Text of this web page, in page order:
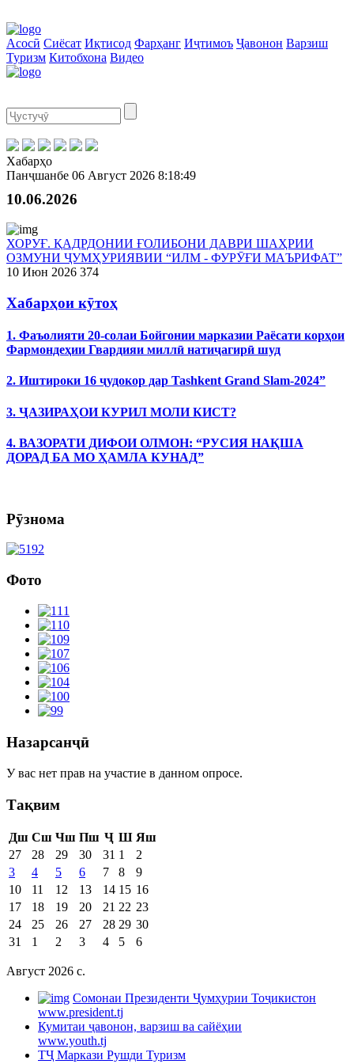
Асосӣ Сиёсат Иқтисод Фарҳанг Иҷтимоъ Ҷавонон Варзиш
Туризм Китобхона Видео
Хабарҳо
Панҷшанбе 06 Август 2026 8:18:49
10.06.2026
ХОРУҒ. ҚАДРДОНИИ ҒОЛИБОНИ ДАВРИ ШАҲРИИ
ОЗМУНИ ҶУМҲУРИЯВИИ “ИЛМ - ФУРӮҒИ МАЪРИФАТ”
10 Июн 2026 374
Хабарҳои кӯтоҳ
1. Фаъолияти 20-солаи Бойгонии марказии Раёсати корҳои
Фармондеҳии Гвардияи миллӣ натиҷагирӣ шуд
2. Иштироки 16 ҷудокор дар Tashkent Grand Slam-2024”
3. ҶАЗИРАҲОИ КУРИЛ МОЛИ КИСТ?
4. ВАЗОРАТИ ДИФОИ ОЛМОН: “РУСИЯ НАҚША
ДОРАД БА МО ҲАМЛА КУНАД”
Рӯзнома
Фото
Назарсанҷӣ
У вас нет прав на участие в данном опросе.
Тақвим
Дш Сш Чш Пш Ҷ Ш Яш
27
28 29 30 31 1
2
3
4 5 6 7 8
9
10
11 12 13 14 15 16
17
18 19 20 21 22 23
24
25 26 27 28 29 30
31
1 2 3 4 5 6
Август 2026 c.
Cомонаи Президенти Ҷумҳурии Тоҷикистон
www.president.tj
Кумитаи ҷавонон, варзиш ва сайёҳии
www.youth.tj
ТҶ Маркази Рушди Туризм